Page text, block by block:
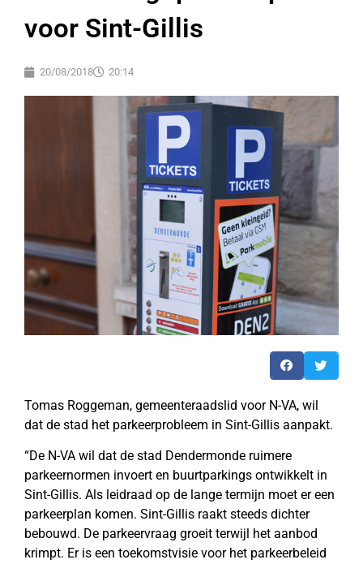
voor Sint-Gillis
20/08/2018 20:14
Tomas Roggeman, gemeenteraadslid voor N-VA, wil
dat de stad het parkeerprobleem in Sint-Gillis aanpakt.
“De N-VA wil dat de stad Dendermonde ruimere
parkeernormen invoert en buurtparkings ontwikkelt in
Sint-Gillis. Als leidraad op de lange termijn moet er een
parkeerplan komen. Sint-Gillis raakt steeds dichter
bebouwd. De parkeervraag groeit terwijl het aanbod
krimpt. Er is een toekomstvisie voor het parkeerbeleid